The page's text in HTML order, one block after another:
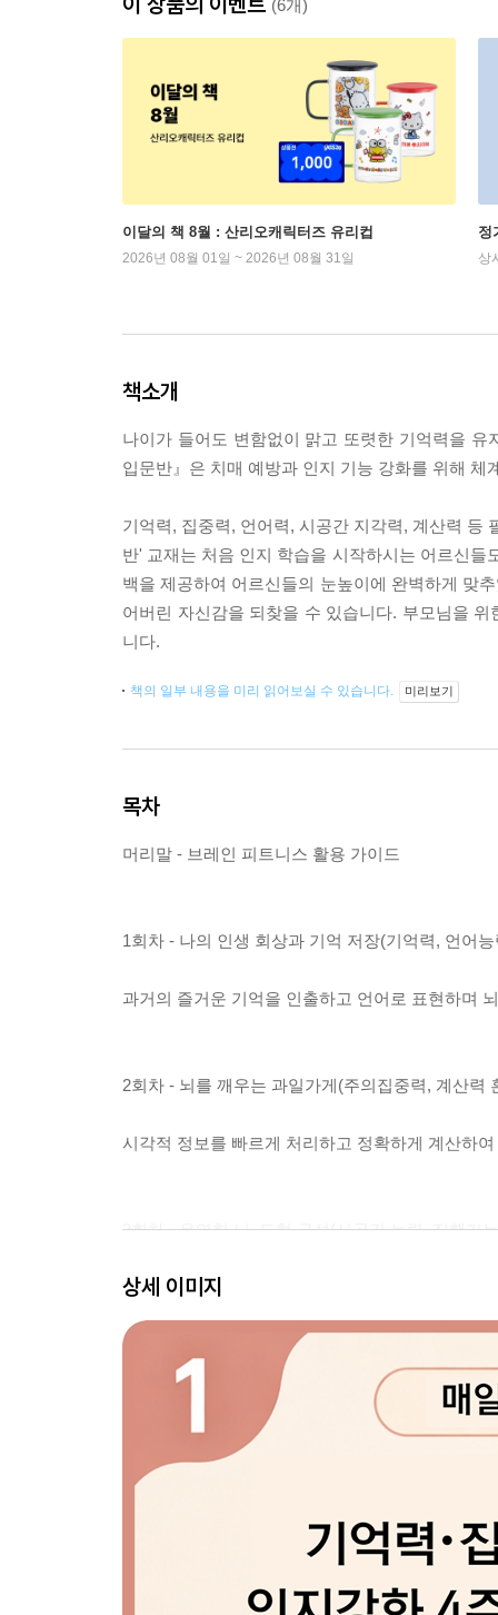
(6개)
이달의 책 8월 : 산리오캐릭터즈 유리컵
2026년 08월 01일 ~ 2026년 08월 31일
정
상
책소개
나이가 들어도 변함없이 맑고 또렷한 기억력을
입문반』은 치매 예방과 인지 기능 강화를 위해
기억력, 집중력, 언어력, 시공간 지각력, 계산력 등
반' 교재는 처음 인지 학습을 시작하시는 어르신
백을 제공하여 어르신들의 눈높이에 완벽하게 맞
어버린 자신감을 되찾을 수 있습니다. 부모님을
니다.
책의 일부 내용을 미리 읽어보실 수 있습니다. 미리보기
목차
머리말 - 브레인 피트니스 활용 가이드
1회차 - 나의 인생 회상과 기억 저장(기억력, 언어
과거의 즐거운 기억을 인출하고 언어로 표현하며
2회차 - 뇌를 깨우는 과일가게(주의집중력, 계산력
시각적 정보를 빠르게 처리하고 정확하게 계산하
3회차 - 유연한 뇌, 도형 구성(시공간 능력, 집행기
2차원 및 3차원 공간을 이해하고 조각을 맞춰 문제
4회차 - 순발력과 판단력의 조화(주의집중력, 집행
규칙을 이해하고 빠르게 반응하여 뇌의 처리 속도
상세 이미지